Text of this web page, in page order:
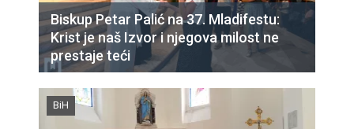
Biskup Petar Palić na 37. Mladifestu:
Krist je naš Izvor i njegova milost ne
prestaje teći
BiH